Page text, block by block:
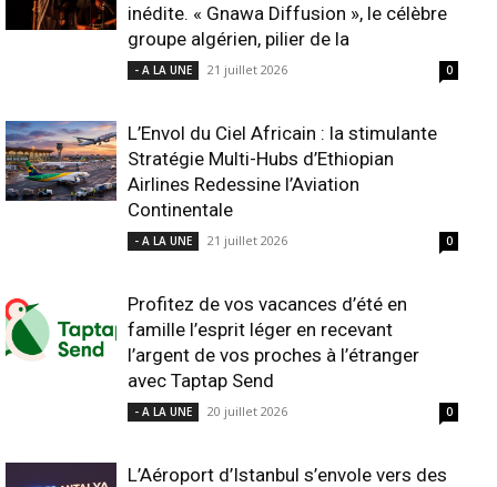
inédite. « Gnawa Diffusion », le célèbre
groupe algérien, pilier de la
- A LA UNE 21 juillet 2026 0
L’Envol du Ciel Africain : la stimulante
Stratégie Multi-Hubs d’Ethiopian
Airlines Redessine l’Aviation
Continentale
- A LA UNE 21 juillet 2026 0
Profitez de vos vacances d’été en
famille l’esprit léger en recevant
l’argent de vos proches à l’étranger
avec Taptap Send
- A LA UNE 20 juillet 2026 0
L’Aéroport d’Istanbul s’envole vers des